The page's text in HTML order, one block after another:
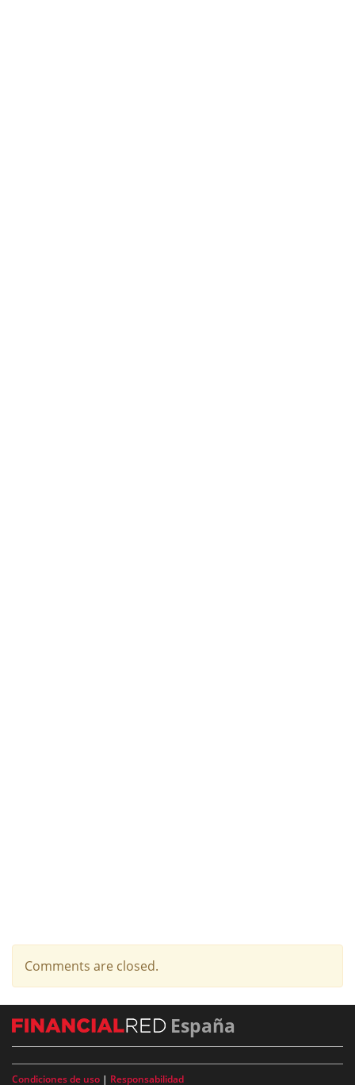
Comments are closed.
España
Condiciones de uso | Responsabilidad